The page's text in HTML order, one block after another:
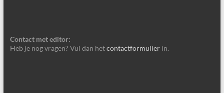
Contact met editor:
Heb je nog vragen? Vul dan hetcontactformulierin.